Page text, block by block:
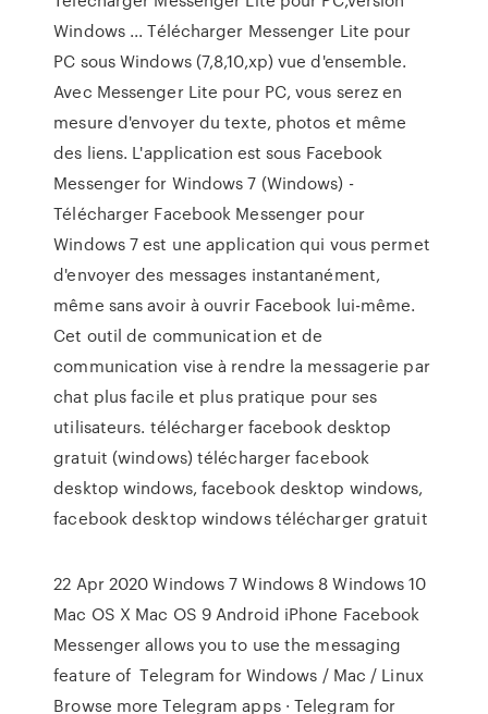
Windows ... Télécharger Messenger Lite pour
PC sous Windows (7,8,10,xp) vue d'ensemble.
Avec Messenger Lite pour PC, vous serez en
mesure d'envoyer du texte, photos et même
des liens. L'application est sous Facebook
Messenger for Windows 7 (Windows) -
Télécharger Facebook Messenger pour
Windows 7 est une application qui vous permet
d'envoyer des messages instantanément,
même sans avoir à ouvrir Facebook lui-même.
Cet outil de communication et de
communication vise à rendre la messagerie par
chat plus facile et plus pratique pour ses
utilisateurs. télécharger facebook desktop
gratuit (windows) télécharger facebook
desktop windows, facebook desktop windows,
facebook desktop windows télécharger gratuit
22 Apr 2020 Windows 7 Windows 8 Windows 10
Mac OS X Mac OS 9 Android iPhone Facebook
Messenger allows you to use the messaging
feature of Telegram for Windows / Mac / Linux
Browse more Telegram apps · Telegram for